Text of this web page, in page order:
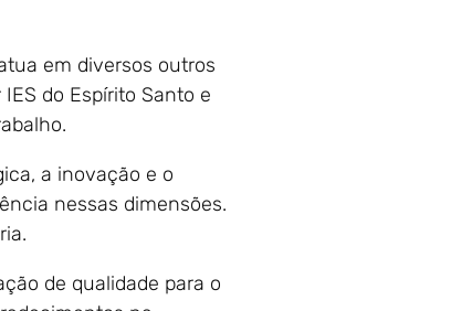
em diversos outros
do Espírito Santo e
a inovação e o
nessas dimensões.
de qualidade para o